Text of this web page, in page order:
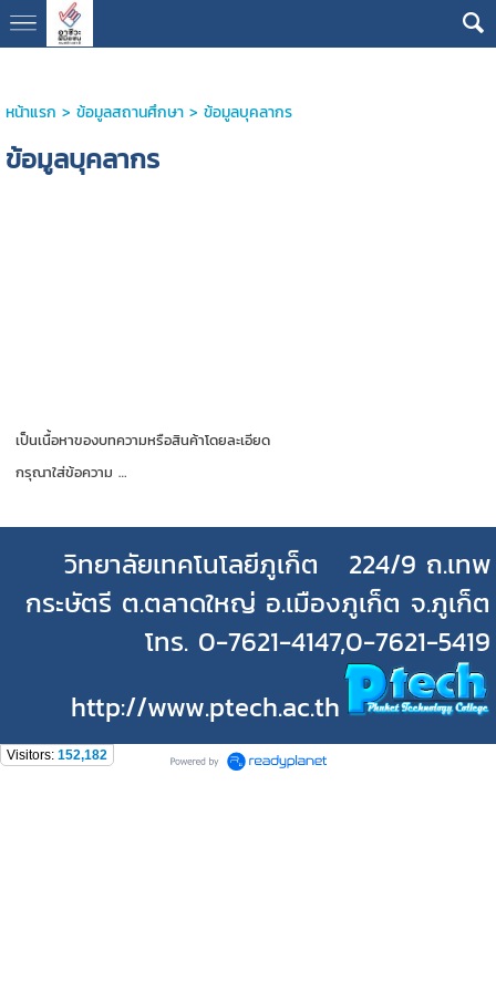
หน้าแรก > ข้อมูลสถานศึกษา> ข้อมูลบุคลากร
ข้อมูลบุคลากร
เป็นเนื้อหาของบทความหรือสินค้าโดยละเอียด
กรุณาใส่ข้อความ …
วิทยาลัยเทคโนโลยีภูเก็ต 224/9 ถ.เทพ
กระษัตรี ต.ตลาดใหญ่ อ.เมืองภูเก็ต จ.ภูเก็ต
โทร. 0-7621-4147,0-7621-5419
http://www.ptech.ac.th
Visitors: 152,182